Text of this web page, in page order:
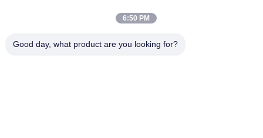
6:50 PM
Good day, what product are you looking for?